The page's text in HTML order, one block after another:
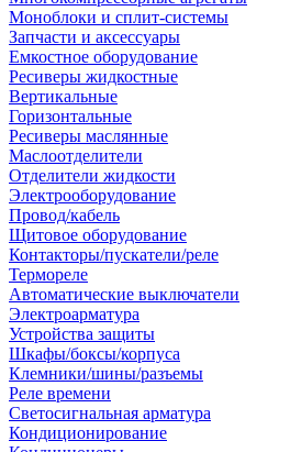
Моноблоки и сплит-системы
Запчасти и аксессуары
Емкостное оборудование
Ресиверы жидкостные
Вертикальные
Горизонтальные
Ресиверы маслянные
Маслоотделители
Отделители жидкости
Электрооборудование
Провод/кабель
Щитовое оборудование
Контакторы/пускатели/реле
Термореле
Автоматические выключатели
Электроарматура
Устройства защиты
Шкафы/боксы/корпуса
Клемники/шины/разъемы
Реле времени
Светосигнальная арматура
Кондиционирование